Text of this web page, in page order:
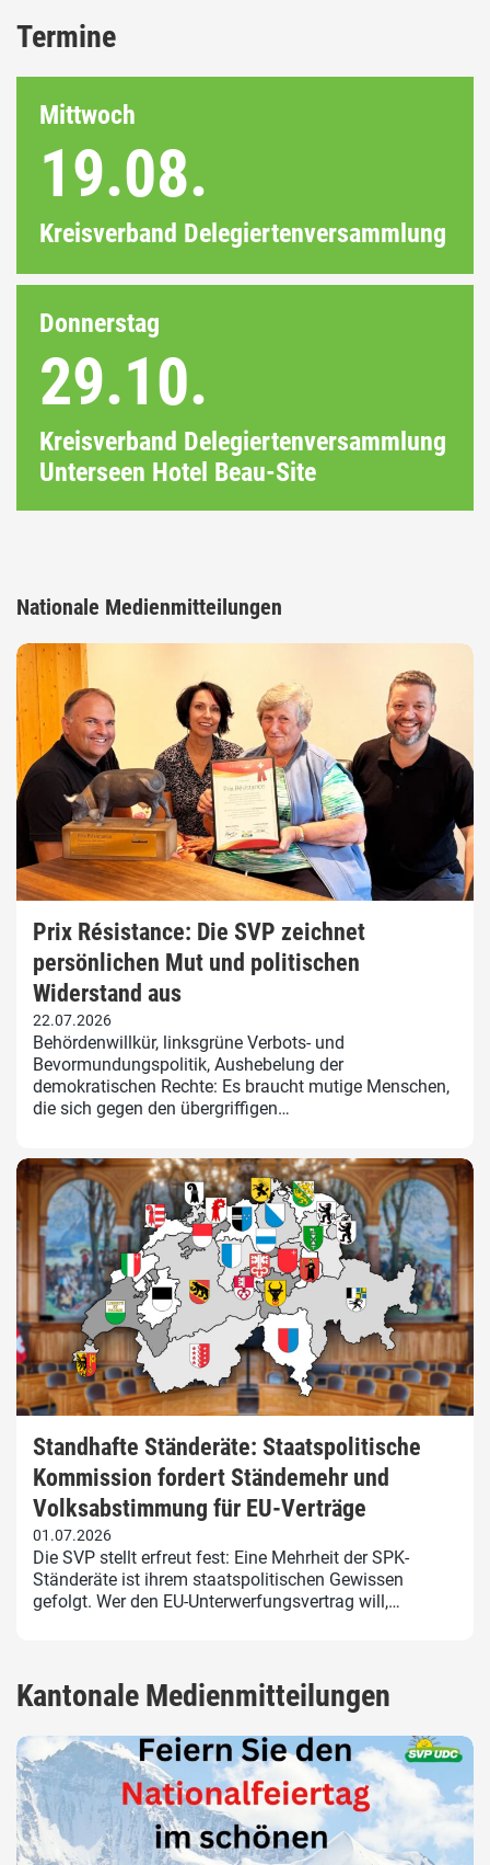
Termine
Mittwoch
19.08.
Kreisverband Delegiertenversammlung
Donnerstag
29.10.
Kreisverband Delegiertenversammlung
Unterseen Hotel Beau-Site
Nationale Medienmitteilungen
Prix Résistance: Die SVP zeichnet
persönlichen Mut und politischen
Widerstand aus
22.07.2026
Behördenwillkür, linksgrüne Verbots- und
Bevormundungspolitik, Aushebelung der
demokratischen Rechte: Es braucht mutige Menschen,
die sich gegen den übergriffigen…
Standhafte Ständeräte: Staatspolitische
Kommission fordert Ständemehr und
Volksabstimmung für EU-Verträge
01.07.2026
Die SVP stellt erfreut fest: Eine Mehrheit der SPK-
Ständeräte ist ihrem staatspolitischen Gewissen
gefolgt. Wer den EU-Unterwerfungsvertrag will,…
Kantonale Medienmitteilungen